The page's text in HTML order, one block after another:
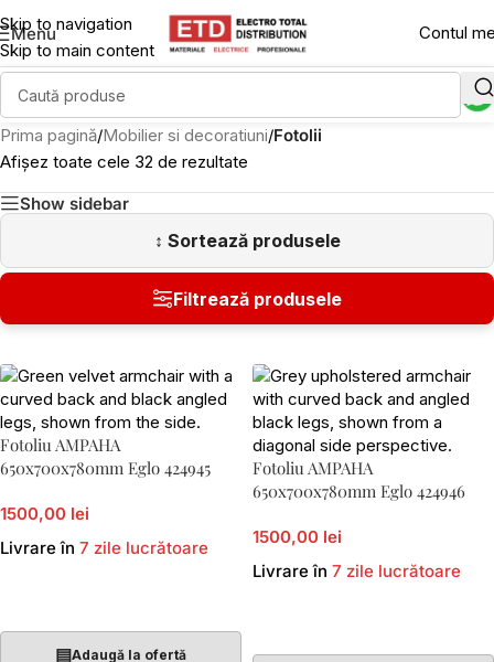
Skip to navigation
Skip to main content
Menu Contul
Prima pagină/Mobilier si decoratiuni/Fotolii
Afișez toate cele 32 de rezultate
Show sidebar
Fotoliu AMPAHA
650x700x780mm Eglo 424945
1500,00 lei
Livrare în 7 zile lucrătoare
▤Adaugă la ofertă
Fotoliu AMPAHA
650x700x780mm Eglo 424946
1500,00 lei
Livrare în 7 zile lucrătoare